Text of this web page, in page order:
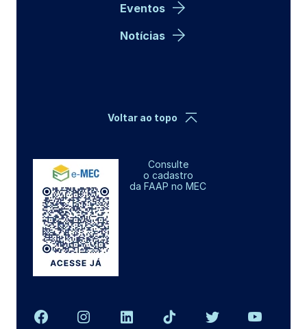
Eventos
Notícias
Consulte
o cadastro
da FAAP no MEC
Voltar ao topo